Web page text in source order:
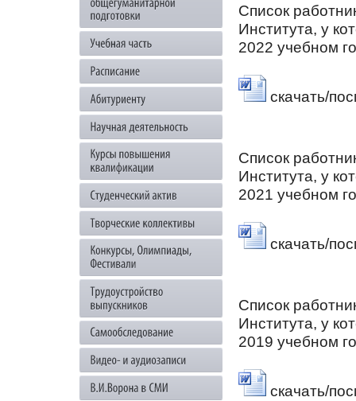
Список
Института, у
2022 учебном
скачать/
Список
Института, у
2021 учебном
скачать/
Список
Института, у
2019 учебном
скачать/